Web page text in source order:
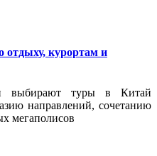
курортам и
выбирают туры в Китай
направлений, сочетанию
мегаполисов